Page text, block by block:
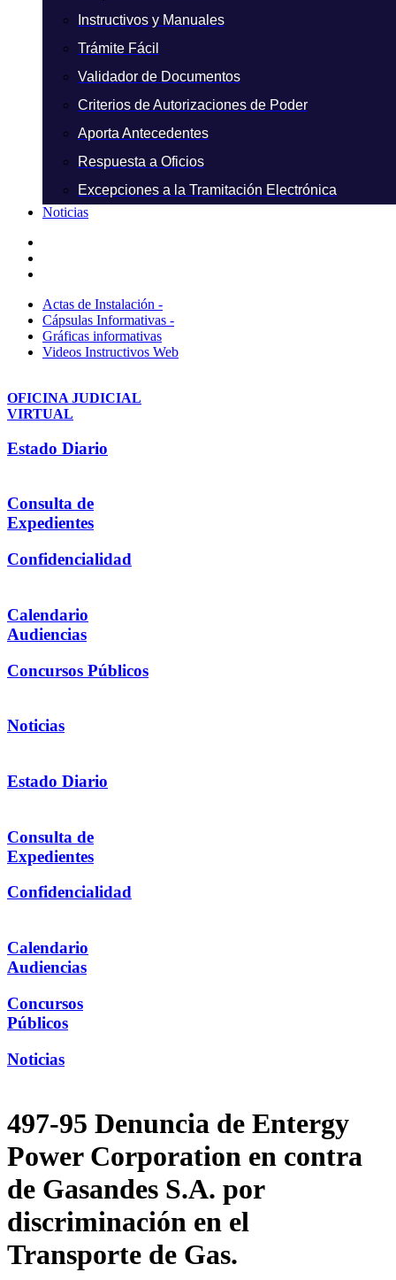
Instructivos y Manuales
Trámite Fácil
Validador de Documentos
Criterios de Autorizaciones de Poder
Aporta Antecedentes
Respuesta a Oficios
Excepciones a la Tramitación Electrónica
Noticias
Actas de Instalación -
Cápsulas Informativas -
Gráficas informativas
Videos Instructivos Web
OFICINA JUDICIAL
VIRTUAL
Estado Diario
Consulta de
Expedientes
Confidencialidad
Calendario
Audiencias
Concursos Públicos
Noticias
Estado Diario
Consulta de
Expedientes
Confidencialidad
Calendario
Audiencias
Concursos
Públicos
Noticias
497-95 Denuncia de Entergy
Power Corporation en contra
de Gasandes S.A. por
discriminación en el
Transporte de Gas.